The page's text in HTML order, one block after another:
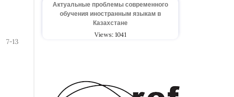
7-13
Актуальные проблемы современного
обучения иностранным языкам в
Казахстане
Views: 1041